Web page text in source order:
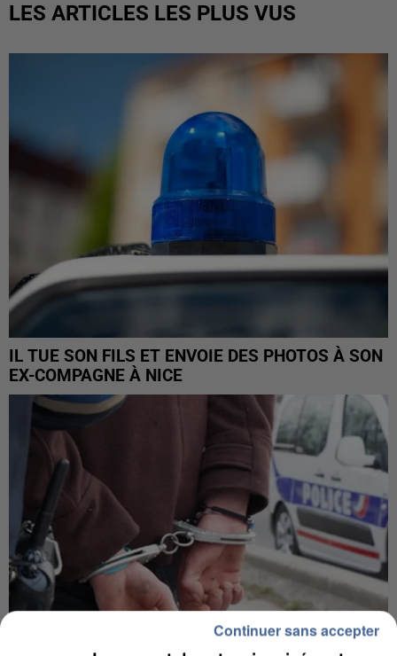
LES ARTICLES LES PLUS VUS
IL TUE SON FILS ET ENVOIE DES PHOTOS À SON
EX-COMPAGNE À NICE
Continuer sans accepter